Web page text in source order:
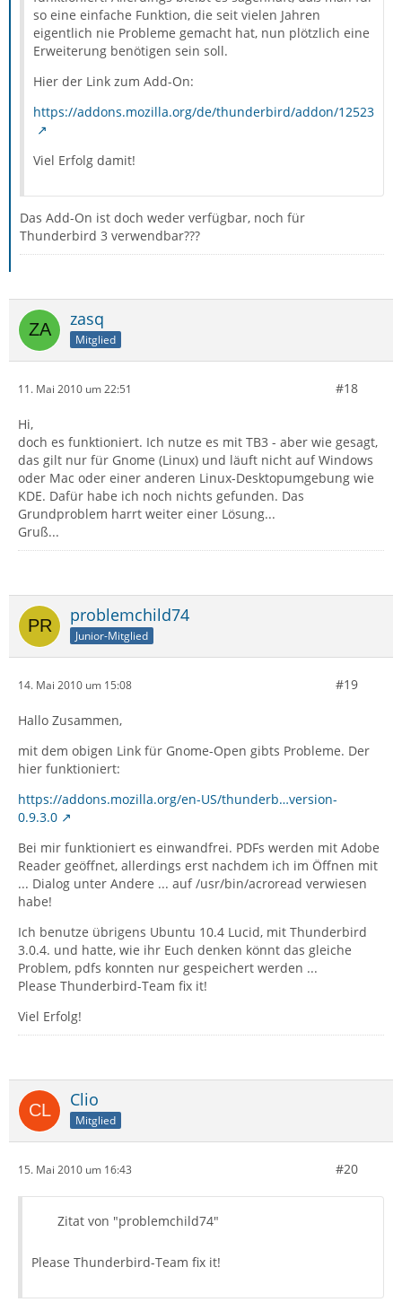
so eine einfache Funktion, die seit vielen Jahren
eigentlich nie Probleme gemacht hat, nun plötzlich eine
Erweiterung benötigen sein soll.
Hier der Link zum Add-On:
https://addons.mozilla.org/de/thunderbird/addon/12523
Viel Erfolg damit!
Das Add-On ist doch weder verfügbar, noch für
Thunderbird 3 verwendbar???
zasq
Mitglied
11. Mai 2010 um 22:51 #18
Hi,
doch es funktioniert. Ich nutze es mit TB3 - aber wie gesagt,
das gilt nur für Gnome (Linux) und läuft nicht auf Windows
oder Mac oder einer anderen Linux-Desktopumgebung wie
KDE. Dafür habe ich noch nichts gefunden. Das
Grundproblem harrt weiter einer Lösung...
Gruß...
problemchild74
Junior-Mitglied
14. Mai 2010 um 15:08 #19
Hallo Zusammen,
mit dem obigen Link für Gnome-Open gibts Probleme. Der
hier funktioniert:
https://addons.mozilla.org/en-US/thunderb…version-
0.9.3.0
Bei mir funktioniert es einwandfrei. PDFs werden mit Adobe
Reader geöffnet, allerdings erst nachdem ich im Öffnen mit
... Dialog unter Andere ... auf /usr/bin/acroread verwiesen
habe!
Ich benutze übrigens Ubuntu 10.4 Lucid, mit Thunderbird
3.0.4. und hatte, wie ihr Euch denken könnt das gleiche
Problem, pdfs konnten nur gespeichert werden ...
Please Thunderbird-Team fix it!
Viel Erfolg!
Clio
Mitglied
15. Mai 2010 um 16:43 #20
Zitat von "problemchild74"
Please Thunderbird-Team fix it!